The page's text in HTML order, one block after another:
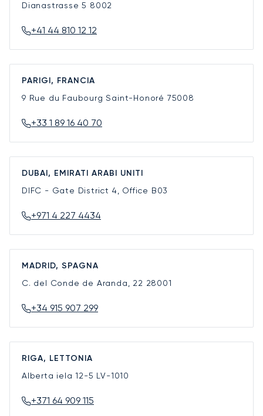
Dianastrasse 5 8002
+41 44 810 12 12
PARIGI, FRANCIA
9 Rue du Faubourg Saint-Honoré 75008
+33 1 89 16 40 70
DUBAI, EMIRATI ARABI UNITI
DIFC - Gate District 4, Office B03
+971 4 227 4434
MADRID, SPAGNA
C. del Conde de Aranda, 22 28001
+34 915 907 299
RIGA, LETTONIA
Alberta iela 12-5 LV-1010
+371 64 909 115